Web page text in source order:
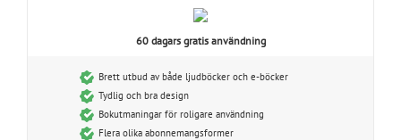
60 dagars gratis användning
Brett utbud av både ljudböcker och e-böcker
Tydlig och bra design
Bokutmaningar för roligare användning
Flera olika abonnemangsformer